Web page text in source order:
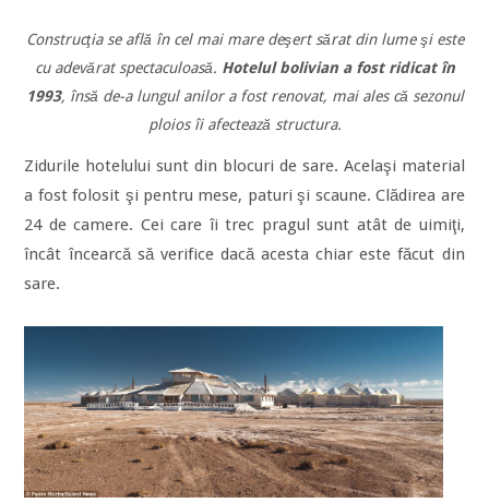
Construcţia se află în cel mai mare deşert sărat din lume şi este
cu adevărat spectaculoasă. Hotelul bolivian a fost ridicat în
1993, însă de-a lungul anilor a fost renovat, mai ales că sezonul
ploios îi afectează structura.
Zidurile hotelului sunt din blocuri de sare. Acelaşi material
a fost folosit şi pentru mese, paturi şi scaune. Clădirea are
24 de camere. Cei care îi trec pragul sunt atât de uimiţi,
încât încearcă să verifice dacă acesta chiar este făcut din
sare.